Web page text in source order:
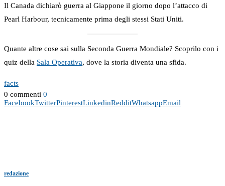
Il Canada dichiarò guerra al Giappone il giorno dopo l’attacco di
Pearl Harbour, tecnicamente prima degli stessi Stati Uniti.
Quante altre cose sai sulla Seconda Guerra Mondiale? Scoprilo con i
quiz della Sala Operativa, dove la storia diventa una sfida.
facts
0 commenti 0
FacebookTwitterPinterestLinkedinRedditWhatsappEmail
redazione